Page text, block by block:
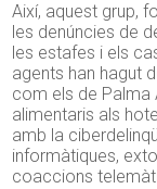
Així, aquest grup,
les denúncies de
les estafes i els
agents han hagut
com els de Palma
alimentaris als
amb la
informàtiques,
coaccions